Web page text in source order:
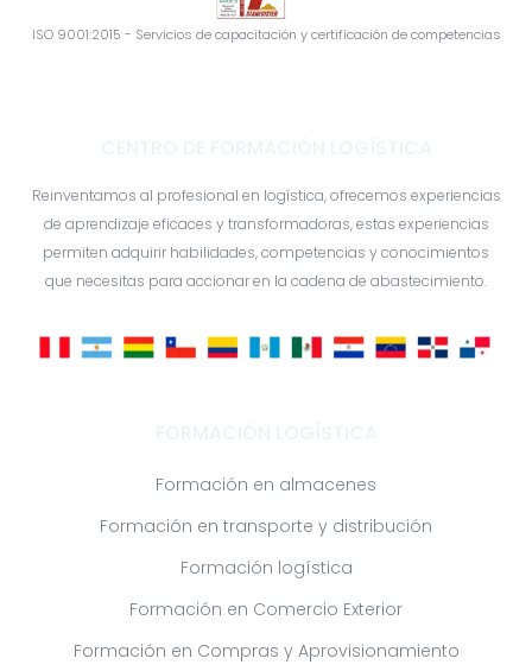
ISO 9001:2015 - Servicios de capacitación y certificación de competencias
Reinventamos al profesional en logística, ofrecemos experiencias
de aprendizaje eficaces y transformadoras, estas experiencias
permiten adquirir habilidades, competencias y conocimientos
que necesitas para accionar en la cadena de abastecimiento.
Formación en almacenes
Formación en transporte y distribución
Formación logística
Formación en Comercio Exterior
Formación en Compras y Aprovisionamiento